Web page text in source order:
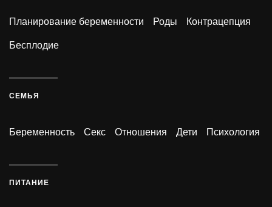
Планирование беременности Роды Контрацепция
Бесплодие
СЕМЬЯ
Беременность Секс Отношения Дети Психология
ПИТАНИЕ